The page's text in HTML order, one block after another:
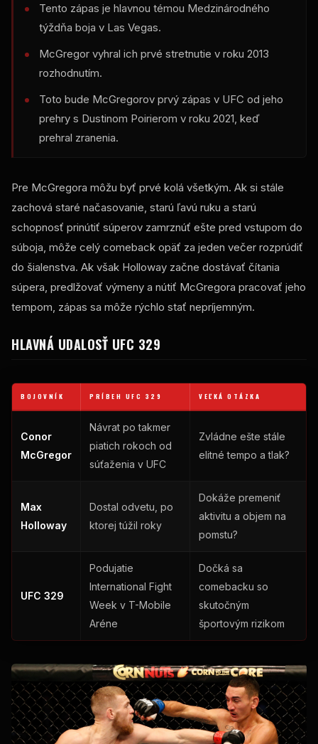
Tento zápas je hlavnou témou Medzinárodného
týždňa boja v Las Vegas.
McGregor vyhral ich prvé stretnutie v roku 2013
rozhodnutím.
Toto bude McGregorov prvý zápas v UFC od jeho
prehry s Dustinom Poirierom v roku 2021, keď
prehral zranenia.
Pre McGregora môžu byť prvé kolá všetkým. Ak si stále
zachová staré načasovanie, starú ľavú ruku a starú
schopnosť prinútiť súperov zamrznúť ešte pred vstupom do
súboja, môže celý comeback opäť za jeden večer rozprúdiť
do šialenstva. Ak však Holloway začne dostávať čítania
súpera, predlžovať výmeny a nútiť McGregora pracovať jeho
tempom, zápas sa môže rýchlo stať nepríjemným.
HLAVNÁ UDALOSŤ UFC 329
BOJOVNÍK PRÍBEH UFC 329 VEĽKÁ OTÁZKA
Conor
McGregor
Návrat po takmer
piatich rokoch od
súťaženia v UFC
Zvládne ešte stále
elitné tempo a tlak?
Max
Holloway
Dostal odvetu, po
ktorej túžil roky
Dokáže premeniť
aktivitu a objem na
pomstu?
UFC 329
Podujatie
International Fight
Week v T-Mobile
Aréne
Dočká sa
comebacku so
skutočným
športovým rizikom